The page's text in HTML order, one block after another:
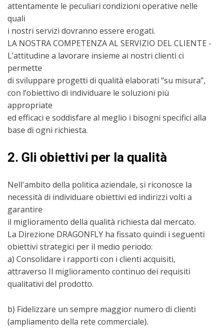
attentamente le peculiari condizioni operative nelle
quali
i nostri servizi dovranno essere erogati.
LA NOSTRA COMPETENZA AL SERVIZIO DEL CLIENTE -
L’attitudine a lavorare insieme ai nostri clienti ci
permette
di sviluppare progetti di qualità elaborati “su misura”,
con l’obiettivo di individuare le soluzioni più
appropriate
ed efficaci e soddisfare al meglio i bisogni specifici alla
base di ogni richiesta.
2. Gli obiettivi per la qualità
Nell'ambito della politica aziendale, si riconosce la
necessità di individuare obiettivi ed indirizzi volti a
garantire
il miglioramento della qualità richiesta dal mercato.
La Direzione DRAGONFLY ha fissato quindi i seguenti
obiettivi strategici per il medio periodo:
a) Consolidare i rapporti con i clienti acquisiti,
attraverso Il miglioramento continuo dei requisiti
qualitativi del prodotto.
b) Fidelizzare un sempre maggior numero di clienti
(ampliamento della rete commerciale).